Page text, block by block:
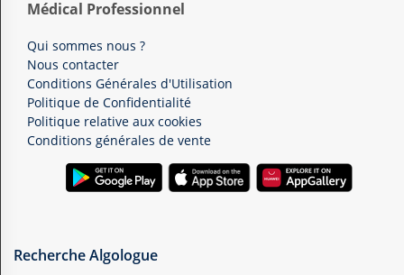
Médical Professionnel
Qui sommes nous ?
Nous contacter
Conditions Générales d'Utilisation
Politique de Confidentialité
Politique relative aux cookies
Conditions générales de vente
Recherche Algologue